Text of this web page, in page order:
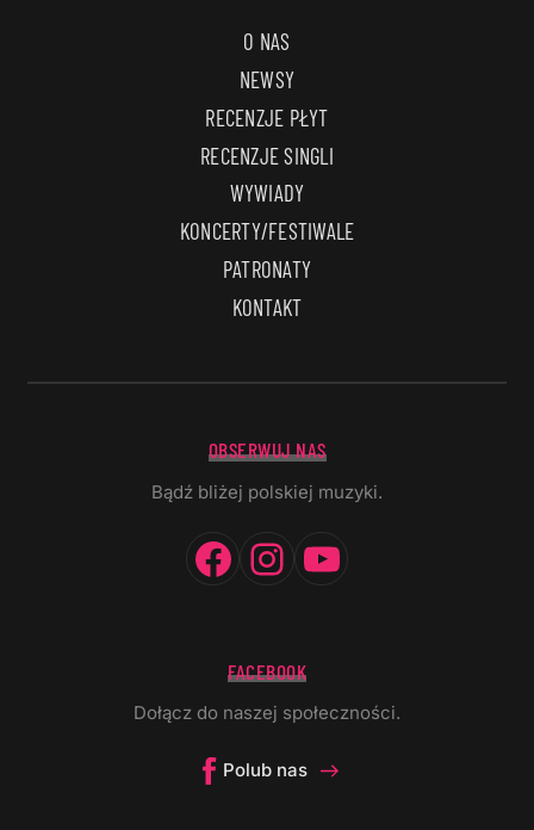
O NAS
NEWSY
RECENZJE PŁYT
RECENZJE SINGLI
WYWIADY
KONCERTY/FESTIWALE
PATRONATY
KONTAKT
OBSERWUJ NAS
Bądź bliżej polskiej muzyki.
Facebook
Instagram
FACEBOOK
Dołącz do naszej społeczności.
Polub nas